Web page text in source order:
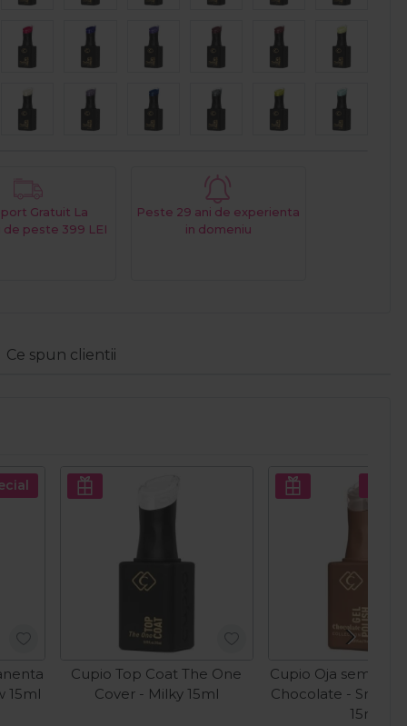
Gratuit La
de peste 399 LEI
Peste 29 ani de experienta
in domeniu
Ce spun clientii
15ml
Cupio Top Coat The One
Cover - Milky 15ml
Cupio Oja
Chocolate -
15ml